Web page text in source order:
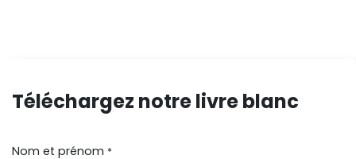
Téléchargez notre livre blanc
Nom et prénom *